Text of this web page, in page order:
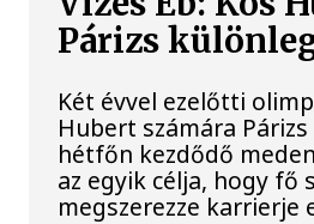
Párizs
Két évvel ezelőtti
Hubert számára
hétfőn kezdődő
az egyik célja, hogy fő
megszerezze karrierje